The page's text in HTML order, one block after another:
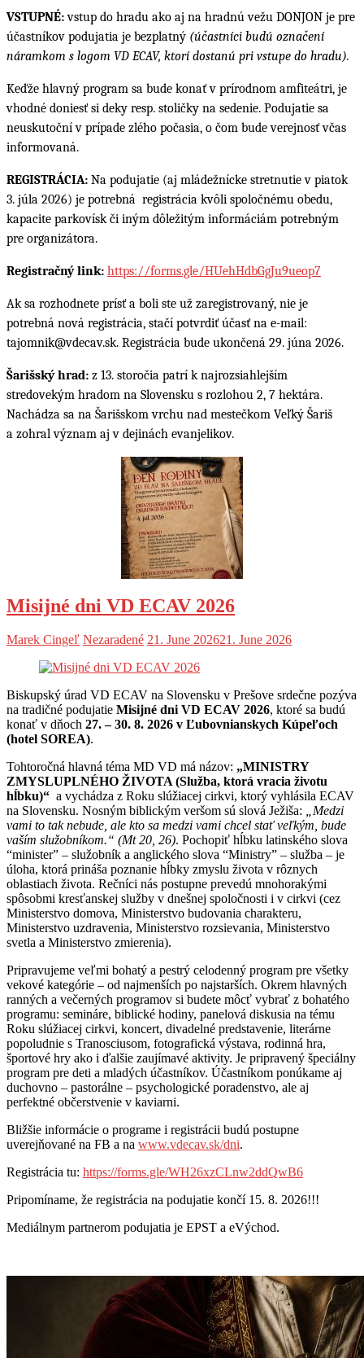
VSTUPNÉ:vstup do hradu ako aj na hradnú vežu DONJON je pre
účastníkov podujatia je bezplatný (účastníci budú označení
náramkom s logom VD ECAV, ktorí dostanú pri vstupe do hradu).
Keďže hlavný program sa bude konať v prírodnom amfiteátri, je
vhodné doniesť si deky resp. stoličky na sedenie. Podujatie sa
neuskutoční v prípade zlého počasia, o čom bude verejnosť včas
informovaná.
REGISTRÁCIA: Na podujatie (aj mládežnícke stretnutie v piatok
3. júla 2026) je potrebná registrácia kvôli spoločnému obedu,
kapacite parkovísk či iným dôležitým informáciám potrebným
pre organizátora.
Registračný link: https://forms.gle/HUehHdbGgJu9ueop7
Ak sa rozhodnete prísť a boli ste už zaregistrovaný, nie je
potrebná nová registrácia, stačí potvrdiť účasť na e-mail:
tajomnik@vdecav.sk. Registrácia bude ukončená 29. júna 2026.
Šarišský hrad: z 13. storočia patrí k najrozsiahlejším
stredovekým hradom na Slovensku s rozlohou 2, 7 hektára.
Nachádza sa na Šarišskom vrchu nad mestečkom Veľký Šariš
a zohral význam aj v dejinách evanjelikov.
Misijné dni VD ECAV 2026
Marek Cingeľ Nezaradené 21. June 202621. June 2026
Biskupský úrad VD ECAV na Slovensku v Prešove srdečne pozýva
na tradičné podujatie Misijné dni VD ECAV 2026, ktoré sa budú
konať v dňoch 27. – 30. 8. 2026 v Ľubovnianskych Kúpeľoch
(hotel SOREA).
Tohtoročná hlavná téma MD VD má názov: „MINISTRY
ZMYSLUPLNÉHO ŽIVOTA (Služba, ktorá vracia životu
hĺbku)“ a vychádza z Roku slúžiacej cirkvi, ktorý vyhlásila ECAV
na Slovensku. Nosným biblickým veršom sú slová Ježiša: „Medzi
vami to tak nebude, ale kto sa medzi vami chcel stať veľkým, bude
vaším služobníkom.“ (Mt 20, 26). Pochopiť hĺbku latinského slova
“minister” – služobník a anglického slova “Ministry” – služba – je
úloha, ktorá prináša poznanie hĺbky zmyslu života v rôznych
oblastiach života. Rečníci nás postupne prevedú mnohorakými
spôsobmi kresťanskej služby v dnešnej spoločnosti i v cirkvi (cez
Ministerstvo domova, Ministerstvo budovania charakteru,
Ministerstvo uzdravenia, Ministerstvo rozsievania, Ministerstvo
svetla a Ministerstvo zmierenia).
Pripravujeme veľmi bohatý a pestrý celodenný program pre všetky
vekové kategórie – od najmenších po najstarších. Okrem hlavných
ranných a večerných programov si budete môcť vybrať z bohatého
programu: semináre, biblické hodiny, panelová diskusia na tému
Roku slúžiacej cirkvi, koncert, divadelné predstavenie, literárne
popoludnie s Tranosciusom, fotografická výstava, rodinná hra,
športové hry ako i ďalšie zaujímavé aktivity. Je pripravený špeciálny
program pre deti a mladých účastníkov. Účastníkom ponúkame aj
duchovno – pastorálne – psychologické poradenstvo, ale aj
perfektné občerstvenie v kaviarni.
Bližšie informácie o programe i registrácii budú postupne
uverejňované na FB a na www.vdecav.sk/dni.
Registrácia tu: https://forms.gle/WH26xzCLnw2ddQwB6
Pripomíname, že registrácia na podujatie končí 15. 8. 2026!!!
Mediálnym partnerom podujatia je EPST a eVýchod.